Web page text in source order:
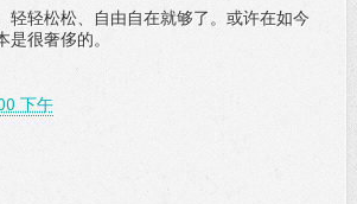
轻轻松松、自由自在就够了。或许在如今
很奢侈的。
下午